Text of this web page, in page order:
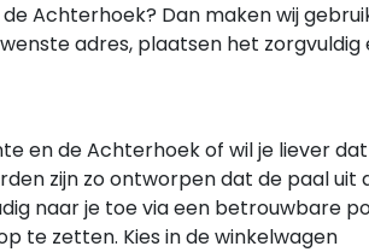
Achterhoek? Dan maken wij
adres, plaatsen het zorgvuldig
en de Achterhoek of wil je liever
zijn zo ontworpen dat de paal uit
naar je toe via een betrouwbare
te zetten. Kies in de winkelwagen